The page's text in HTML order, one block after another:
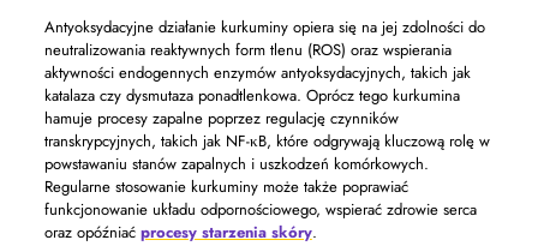
Antyoksydacyjne działanie kurkuminy opiera się na jej zdolności do
neutralizowania reaktywnych form tlenu (ROS) oraz wspierania
aktywności endogennych enzymów antyoksydacyjnych, takich jak
katalaza czy dysmutaza ponadtlenkowa. Oprócz tego kurkumina
hamuje procesy zapalne poprzez regulację czynników
transkrypcyjnych, takich jak NF-κB, które odgrywają kluczową rolę w
powstawaniu stanów zapalnych i uszkodzeń komórkowych.
Regularne stosowanie kurkuminy może także poprawiać
funkcjonowanie układu odpornościowego, wspierać zdrowie serca
oraz opóźniać procesy starzenia skóry.